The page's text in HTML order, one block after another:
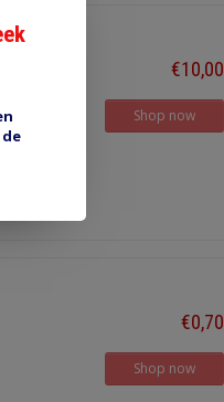
€10,00
Shop now
€0,70
Shop now